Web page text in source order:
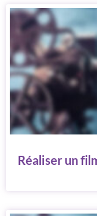
Réaliser un